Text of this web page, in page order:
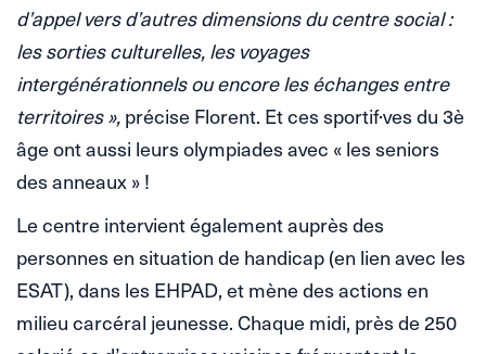
d’appel vers d’autres dimensions du centre social :
les sorties culturelles, les voyages
intergénérationnels ou encore les échanges entre
territoires », précise Florent. Et ces sportif·ves du 3è
âge ont aussi leurs olympiades avec « les seniors
des anneaux » !
Le centre intervient également auprès des
personnes en situation de handicap (en lien avec les
ESAT), dans les EHPAD, et mène des actions en
milieu carcéral jeunesse. Chaque midi, près de 250